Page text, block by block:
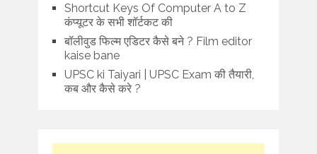
Shortcut Keys Of Computer A to Z
कंप्यूटर के सभी शॉर्टकट की
बॉलीवुड फिल्म एडिटर कैसे बने ? Film editor
kaise bane
UPSC ki Taiyari | UPSC Exam की तैयारी,
कब और कैसे करे ?